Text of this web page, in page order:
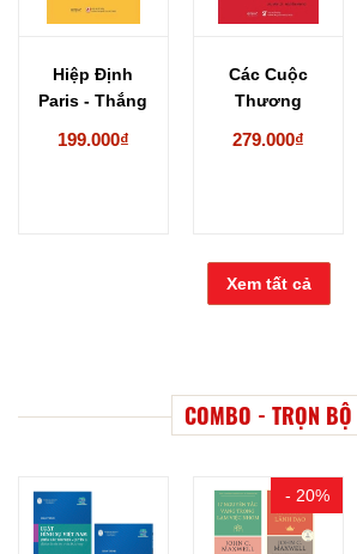
Hiệp Định
Paris - Thắng
199.000₫
Các Cuộc
Thương
279.000₫
Xem tất cả
COMBO - TRỌN BỘ
- 20%